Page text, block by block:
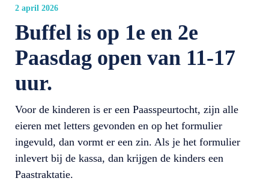
2 april 2026
Buffel is op 1e en 2e
Paasdag open van 11-17
uur.
Voor de kinderen is er een Paasspeurtocht, zijn alle
eieren met letters gevonden en op het formulier
ingevuld, dan vormt er een zin. Als je het formulier
inlevert bij de kassa, dan krijgen de kinders een
Paastraktatie.